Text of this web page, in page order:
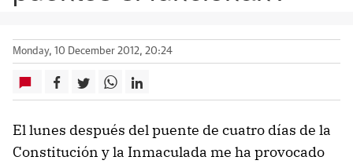
Monday, 10 December 2012, 20:24
El lunes después del puente de cuatro días de la
Constitución y la Inmaculada me ha provocado